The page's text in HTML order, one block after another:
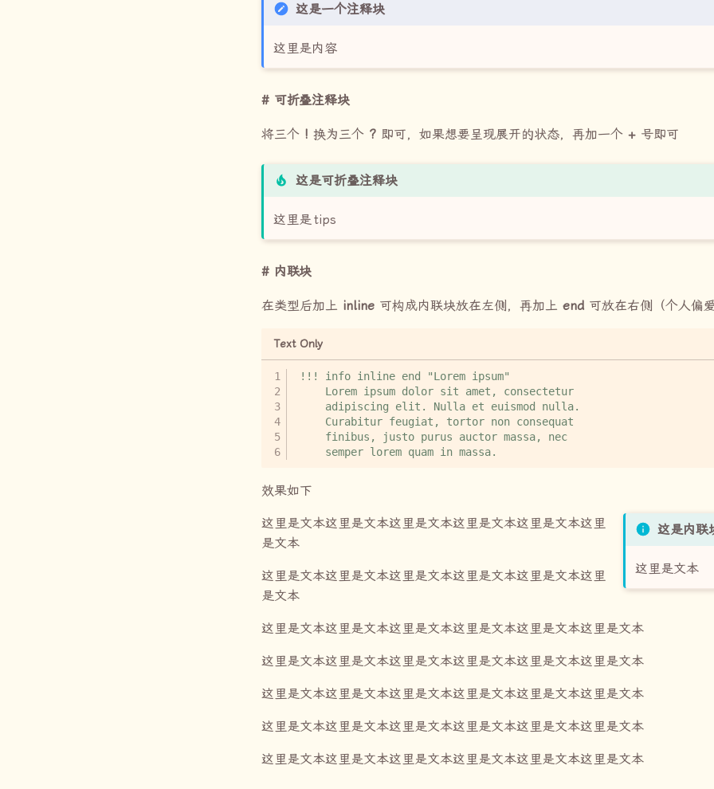
这是一个注释块
这里是内容
可折叠注释块
将三个 ! 换为三个 ? 即可，如果想要呈现展开的状态，再加一个 + 号即可
这是可折叠注释块
这里是tips
内联块
在类型后加上 inline 可构成内联块放在左侧，再加上 end 可放在右侧（个人偏
Text Only
效果如下
这是内联
这里是文本
这里是文本这里是文本这里是文本这里是文本这里是文本这里
是文本
这里是文本这里是文本这里是文本这里是文本这里是文本这里
是文本
这里是文本这里是文本这里是文本这里是文本这里是文本这里是文本
这里是文本这里是文本这里是文本这里是文本这里是文本这里是文本
这里是文本这里是文本这里是文本这里是文本这里是文本这里是文本
这里是文本这里是文本这里是文本这里是文本这里是文本这里是文本
这里是文本这里是文本这里是文本这里是文本这里是文本这里是文本